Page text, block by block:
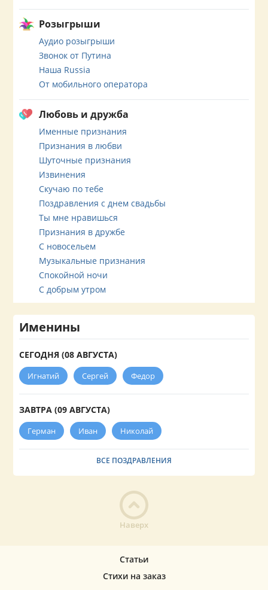
Розыгрыши
Аудио розыгрыши
Звонок от Путина
Наша Russia
От мобильного оператора
Любовь и дружба
Именные признания
Признания в любви
Шуточные признания
Извинения
Скучаю по тебе
Поздравления с днем свадьбы
Ты мне нравишься
Признания в дружбе
С новосельем
Музыкальные признания
Спокойной ночи
С добрым утром
Именины
СЕГОДНЯ (08 АВГУСТА)
Игнатий Сергей Федор
ЗАВТРА (09 АВГУСТА)
Герман Иван Николай
ВСЕ ПОЗДРАВЛЕНИЯ
Наверх
Статьи
Стихи на заказ